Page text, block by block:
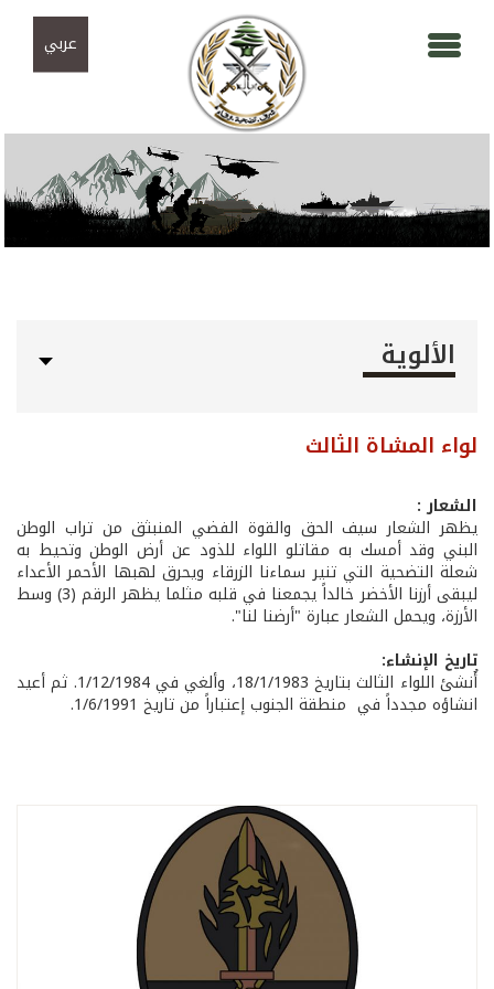
عربي
الألوية
لواء المشاة الثالث
الشعار :
يظهر الشعار سيف الحق والقوة الفضي المنبثق من تراب الوطن
البني وقد أمسك به مقاتلو اللواء للذود عن أرض الوطن وتحيط به
شعلة التضحية التي تنير سماءنا الزرقاء ويحرق لهبها الأحمر الأعداء
ليبقى أرزنا الأخضر خالداً يجمعنا في قلبه مثلما يظهر الرقم (3) وسط
الأرزة، ويحمل الشعار عبارة "أرضنا لنا".
تاريخ الإنشاء:
أُنشئ اللواء الثالث بتاريخ 18/1/1983، وألغي في 1/12/1984. ثم أعيد
انشاؤه مجدداً في منطقة الجنوب إعتباراً من تاريخ 1/6/1991.